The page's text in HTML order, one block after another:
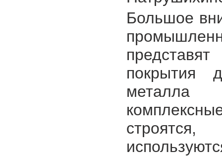
Большое
покрытия
металла